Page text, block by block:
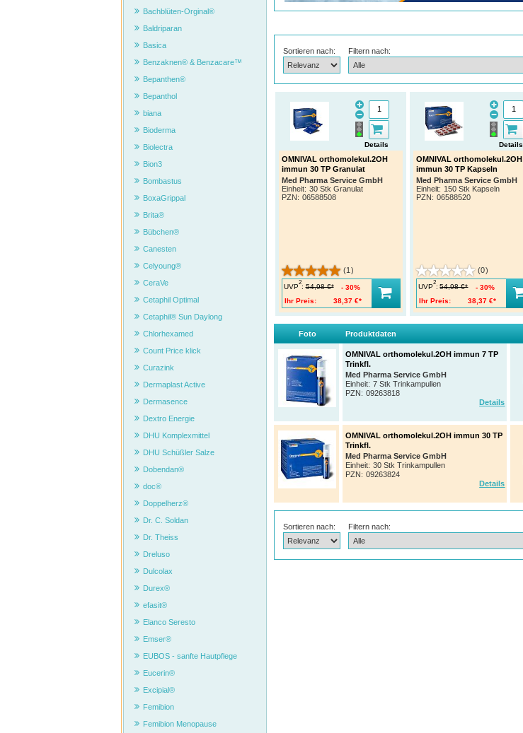
Sortieren nach: Filtern nach:
OMNIVAL orthomolekul.2OH
immun 30 TP Granulat
Med Pharma Service GmbH
Einheit: 30 Stk Granulat
PZN: 06588508
Details
(1)
UVP
2
: 54,98 €*
Ihr Preis:
38,37 €*
30%
OMNIVAL orthomolekul.2OH
immun 30 TP Kapseln
Med Pharma Service GmbH
Einheit: 150 Stk Kapseln
PZN: 06588520
Details
(0)
UVP
2
: 54,98 €*
Ihr Preis:
38,37 €*
30%
Foto Produktdaten
OMNIVAL orthomolekul.2OH immun 7 TP
Trinkfl.
Med Pharma Service GmbH
Einheit: 7 Stk Trinkampullen
PZN: 09263818
Details
OMNIVAL orthomolekul.2OH immun 30 TP
Trinkfl.
Med Pharma Service GmbH
Einheit: 30 Stk Trinkampullen
PZN: 09263824
Details
Sortieren nach: Filtern nach:
Bachblüten-Orginal®
Baldriparan
Basica
Benzaknen® & Benzacare™
Bepanthen®
Bepanthol
biana
Bioderma
Biolectra
Bion3
Bombastus
BoxaGrippal
Brita®
Bübchen®
Canesten
Celyoung®
CeraVe
Cetaphil Optimal
Cetaphil® Sun Daylong
Chlorhexamed
Count Price klick
Curazink
Dermaplast Active
Dermasence
Dextro Energie
DHU Komplexmittel
DHU Schüßler Salze
Dobendan®
doc®
Doppelherz®
Dr. C. Soldan
Dr. Theiss
Dreluso
Dulcolax
Durex®
efasit®
Elanco Seresto
Emser®
EUBOS - sanfte Hautpflege
Eucerin®
Excipial®
Femibion
Femibion Menopause